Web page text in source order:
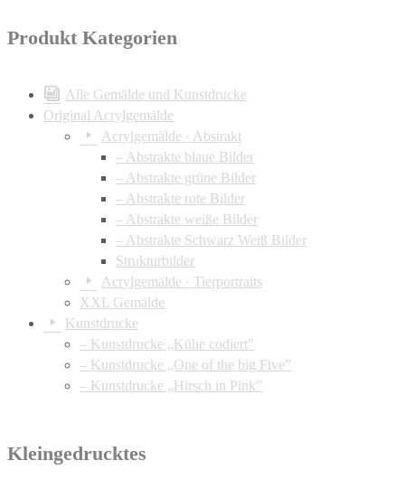
Produkt Kategorien
Alle Gemälde und Kunstdrucke
Original Acrylgemälde
Acrylgemälde · Abstrakt
– Abstrakte blaue Bilder
– Abstrakte grüne Bilder
– Abstrakte rote Bilder
– Abstrakte weiße Bilder
– Abstrakte Schwarz Weiß Bilder
Strukturbilder
Acrylgemälde · Tierportraits
XXL Gemälde
Kunstdrucke
– Kunstdrucke „Kühe codiert”
– Kunstdrucke „One of the big Five”
– Kunstdrucke „Hirsch in Pink”
Kleingedrucktes